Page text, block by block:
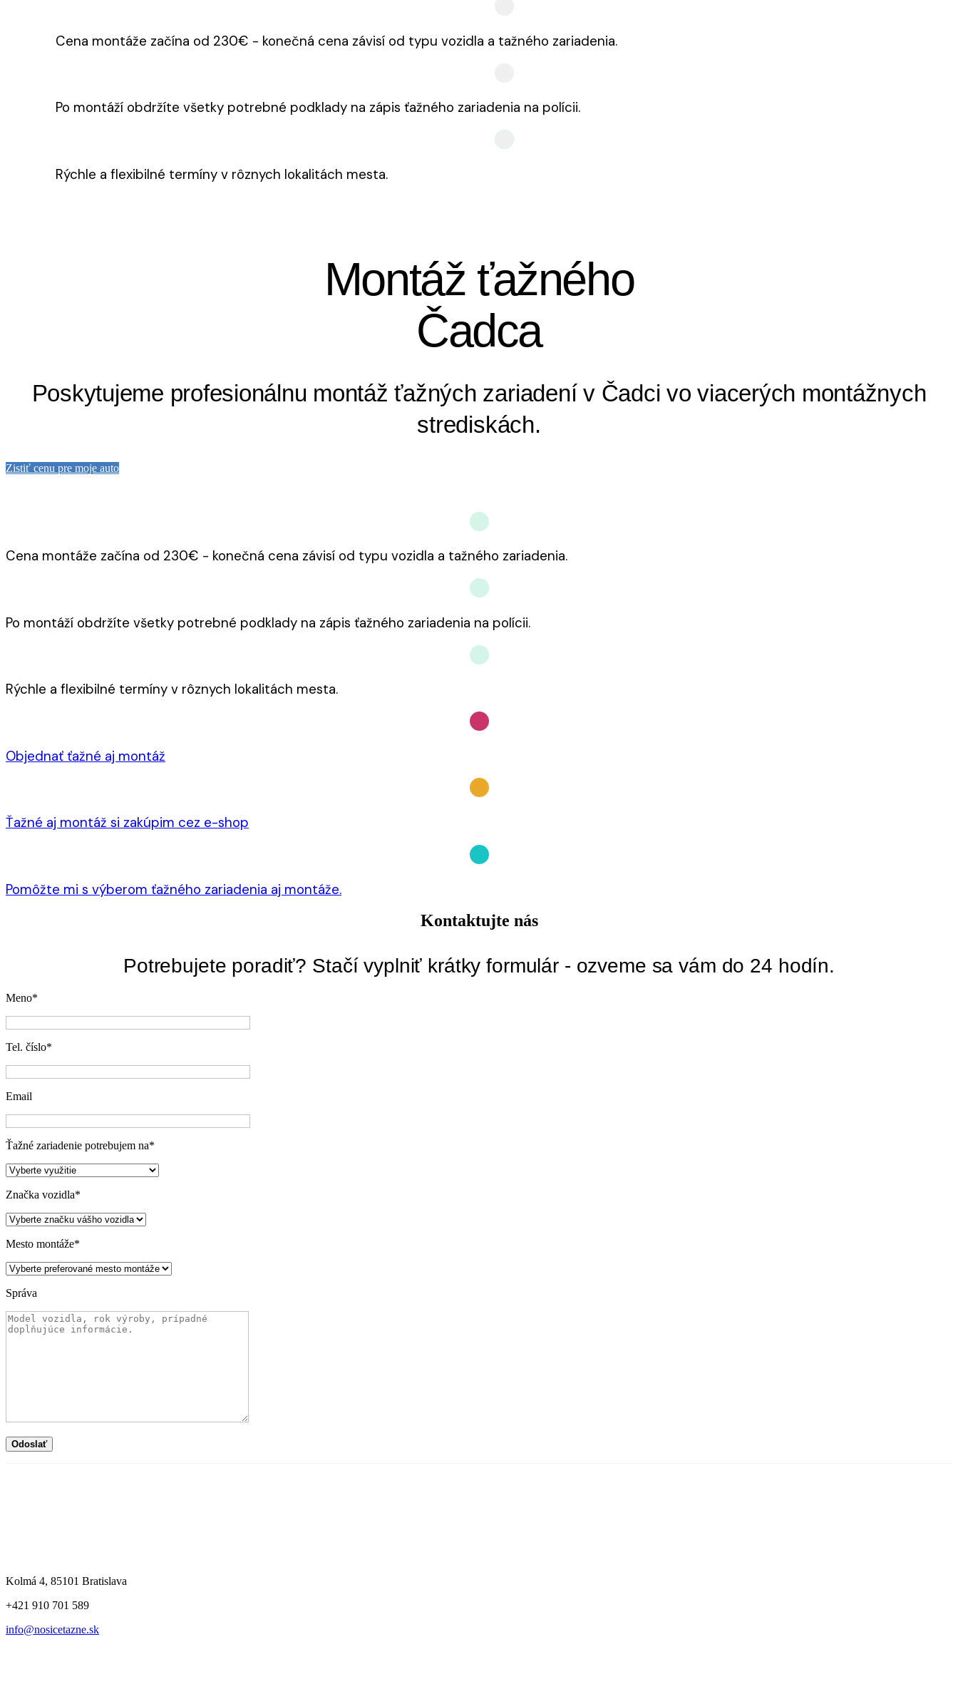
Cena montáže začína od 230€ - konečná cena závisí od typu vozidla a tažného zariadenia.
Po montáží obdržíte všetky potrebné podklady na zápis ťažného zariadenia na polícii.
Rýchle a flexibilné termíny v rôznych lokalitách mesta.
Montáž ťažného
Čadca
Poskytujeme profesionálnu montáž ťažných zariadení v Čadci vo viacerých montážnych
strediskách.
Zistiť cenu pre moje auto
Cena montáže začína od 230€ - konečná cena závisí od typu vozidla a tažného zariadenia.
Po montáží obdržíte všetky potrebné podklady na zápis ťažného zariadenia na polícii.
Rýchle a flexibilné termíny v rôznych lokalitách mesta.
Objednať ťažné aj montáž
Ťažné aj montáž si zakúpim cez e-shop
Pomôžte mi s výberom ťažného zariadenia aj montáže.
Kontaktujte nás
Potrebujete poradiť? Stačí vyplniť krátky formulár - ozveme sa vám do 24 hodín.
Meno*
Tel. číslo*
Email
Ťažné zariadenie potrebujem na*
Značka vozidla*
Mesto montáže*
Správa
Kolmá 4, 85101 Bratislava
+421 910 701 589
info@nosicetazne.sk